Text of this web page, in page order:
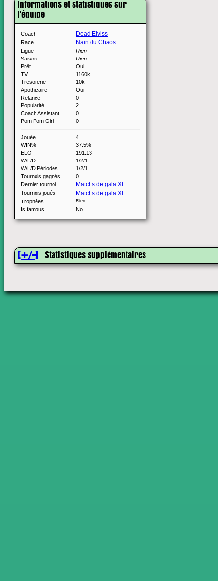
Informations et statistiques sur
l'équipe
Coach Dead Elviss
Race Nain du Chaos
Ligue
Rien
Saison
Rien
Prêt
Oui
TV
1160k
Trésorerie
10k
Apothicaire
Oui
Relance
0
Popularité
2
Coach Assistant
0
Pom Pom Girl
0
Jouée
4
WIN%
37.5%
ELO
191.13
W/L/D
1/2/1
W/L/D Périodes
1/2/1
Tournois gagnés
0
Dernier tournoi
Matchs de gala XI
Tournois joués Matchs de gala XI
Trophées Rien
Is famous No
[+/-] Statistiques supplémentaires